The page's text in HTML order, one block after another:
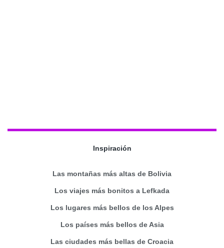
Inspiración
Las montañas más altas de Bolivia
Los viajes más bonitos a Lefkada
Los lugares más bellos de los Alpes
Los países más bellos de Asia
Las ciudades más bellas de Croacia